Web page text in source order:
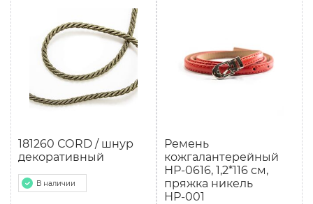
181260 СОRD / шнур
декоративный
В наличии
Ремень
кожгалантерейный
НР-0616, 1,2*116 см,
пряжка никель
НР-001